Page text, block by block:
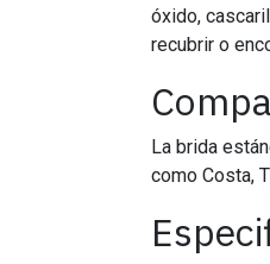
óxido,
recubrir o
La brida
como Costa,